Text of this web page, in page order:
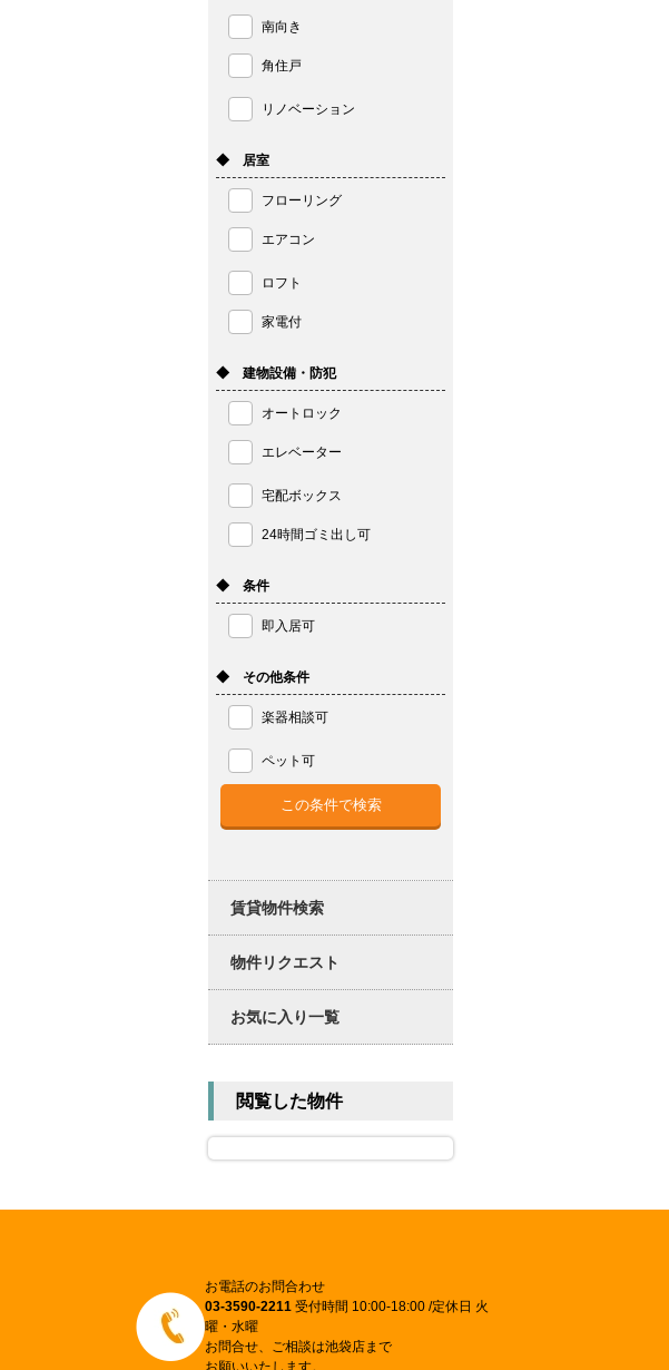
南向き
角住戸
リノベーション
◆ 居室
フローリング
エアコン
ロフト
家電付
◆ 建物設備・防犯
オートロック
エレベーター
宅配ボックス
24時間ゴミ出し可
◆ 条件
即入居可
◆ その他条件
楽器相談可
ペット可
賃貸物件検索
物件リクエスト
お気に入り一覧
閲覧した物件
お電話のお問合わせ
03-3590-2211 受付時間 10:00-18:00 /定休日 火
曜・水曜
お問合せ、ご相談は池袋店まで
お願いいたします。